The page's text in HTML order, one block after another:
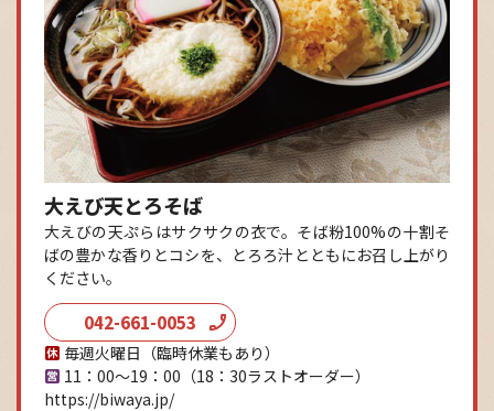
大えび天とろそば
大えびの天ぷらはサクサクの衣で。そば粉100%の十割そ
ばの豊かな香りとコシを、とろろ汁とともにお召し上がり
ください。
042-661-0053
毎週火曜日（臨時休業もあり）
11：00～19：00 （18：30ラストオーダー）
https://biwaya.jp/